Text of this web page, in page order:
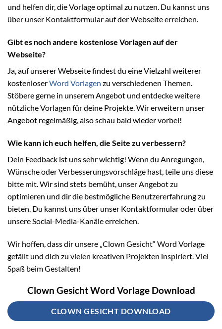
und helfen dir, die Vorlage optimal zu nutzen. Du kannst uns
über unser Kontaktformular auf der Webseite erreichen.
Gibt es noch andere kostenlose Vorlagen auf der
Webseite?
Ja, auf unserer Webseite findest du eine Vielzahl weiterer
kostenloserWord Vorlagen zu verschiedenen Themen.
Stöbere gerne in unserem Angebot und entdecke weitere
nützliche Vorlagen für deine Projekte. Wir erweitern unser
Angebot regelmäßig, also schau bald wieder vorbei!
Wie kann ich euch helfen, die Seite zu verbessern?
Dein Feedback ist uns sehr wichtig! Wenn du Anregungen,
Wünsche oder Verbesserungsvorschläge hast, teile uns diese
bitte mit. Wir sind stets bemüht, unser Angebot zu
optimieren und dir die bestmögliche Benutzererfahrung zu
bieten. Du kannst uns über unser Kontaktformular oder über
unsere Social-Media-Kanäle erreichen.
Wir hoffen, dass dir unsere „Clown Gesicht“ Word Vorlage
gefällt und dich zu vielen kreativen Projekten inspiriert. Viel
Spaß beim Gestalten!
Clown Gesicht Word Vorlage Download
CLOWN GESICHT DOWNLOAD